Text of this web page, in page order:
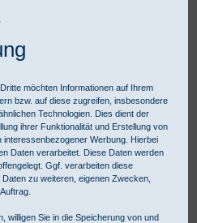
Verbandstoffe
Schlauchverbände
im
Shop
möchten Informationen auf Ihrem
bzw. auf diese zugreifen, insbesondere
Technologien. Dies dient der
ihrer Funktionalität und Erstellung von
Werbung. Hierbei
Daten verarbeitet. Diese Daten werden
Ggf. verarbeiten diese
zu weiteren, eigenen Zwecken,
willigen Sie in die Speicherung von und